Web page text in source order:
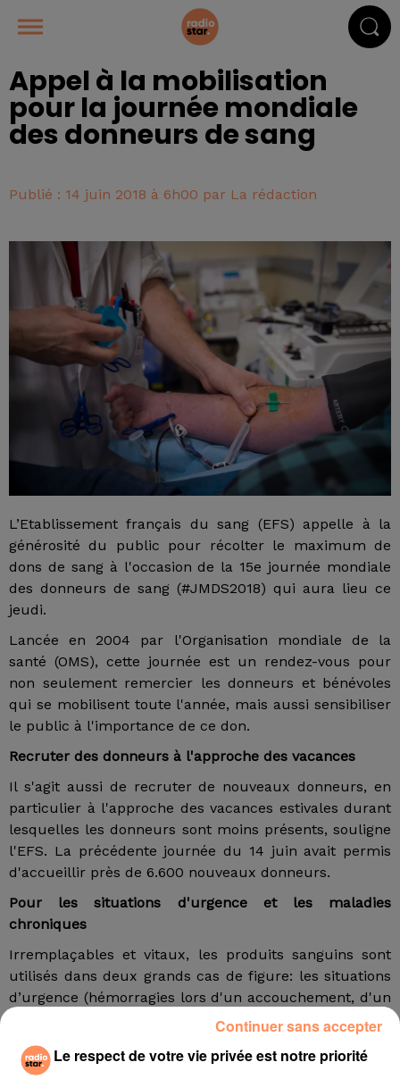
Appel à la mobilisation
pour la journée mondiale
des donneurs de sang
Publié : 14 juin 2018 à 6h00 par La rédaction
L’Etablissement français du sang (EFS) appelle à la
générosité du public pour récolter le maximum de
dons de sang à l'occasion de la 15e journée mondiale
des donneurs de sang (#JMDS2018) qui aura lieu ce
jeudi.
Lancée en 2004 par l'Organisation mondiale de la
santé (OMS), cette journée est un rendez-vous pour
non seulement remercier les donneurs et bénévoles
qui se mobilisent toute l'année, mais aussi sensibiliser
le public à l'importance de ce don.
Recruter des donneurs à l'approche des vacances
Il s'agit aussi de recruter de nouveaux donneurs, en
particulier à l'approche des vacances estivales durant
lesquelles les donneurs sont moins présents, souligne
l'EFS. La précédente journée du 14 juin avait permis
d'accueillir près de 6.600 nouveaux donneurs.
Pour les situations d'urgence et les maladies
chroniques
Irremplaçables et vitaux, les produits sanguins sont
utilisés dans deux grands cas de figure: les situations
d’urgence (hémorragies lors d'un accouchement, d'un
accident, d'une opération chirurgicale, etc.) et les
demeurent les pathologies les plus consommatrices
Le respect de votre vie privée est notre priorité
Continuer sans accepter